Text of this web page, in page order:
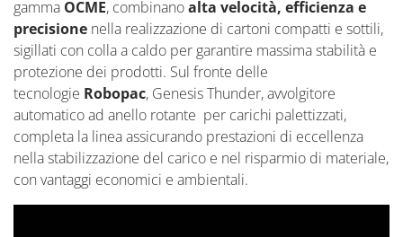
gamma OCME, combinanoalta velocità, efficienza e
precisione nella realizzazione di cartoni compatti e sottili,
sigillati con colla a caldo per garantire massima stabilità e
protezione dei prodotti. Sul fronte delle
tecnologie Robopac, Genesis Thunder, avvolgitore
automatico ad anello rotante per carichi palettizzati,
completa la linea assicurando prestazioni di eccellenza
nella stabilizzazione del carico e nel risparmio di materiale,
con vantaggi economici e ambientali.